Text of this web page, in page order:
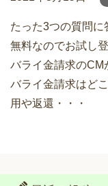
たった3つの質問
無料なのでお試し
バライ金請求のCM
バライ金請求はど
用や返還・・・